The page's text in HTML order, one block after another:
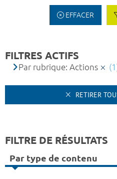
EFFACER
FILTRES ACTIFS
Par rubrique: Actions
RETIRER
FILTRE DE RÉSULTATS
Par type de contenu